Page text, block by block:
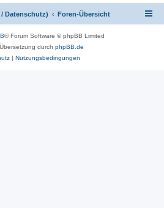
Datenschutz) Foren-Übersicht
® Forum Software © phpBB Limited
durch phpBB.de
| Nutzungsbedingungen